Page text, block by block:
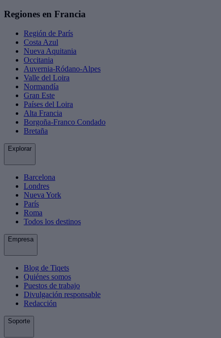
Regiones en Francia
Región de París
Costa Azul
Nueva Aquitania
Occitania
Auvernia-Ródano-Alpes
Valle del Loira
Normandía
Gran Este
Países del Loira
Alta Francia
Borgoña-Franco Condado
Bretaña
Explorar
Barcelona
Londres
Nueva York
París
Roma
Todos los destinos
Empresa
Blog de Tiqets
Quiénes somos
Puestos de trabajo
Divulgación responsable
Redacción
Soporte